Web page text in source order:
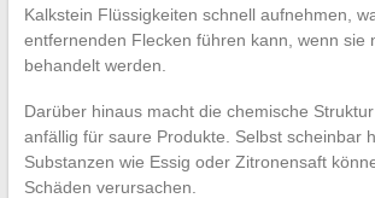
Kalkstein Flüssigkeiten schnell aufnehmen,
entfernenden Flecken führen kann, wenn sie
behandelt werden.
Darüber hinaus macht die chemische
anfällig für saure Produkte. Selbst scheinbar
Substanzen wie Essig oder Zitronensaft
Schäden verursachen.